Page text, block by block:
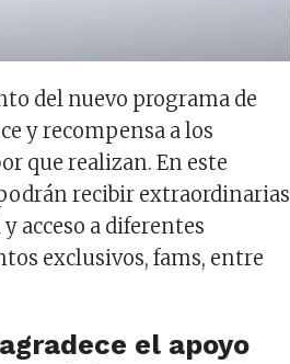
del nuevo programa de
y recompensa a los
que realizan. En este
recibir extraordinarias
acceso a diferentes
exclusivos, fams, entre
el apoyo